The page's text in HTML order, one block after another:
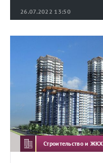
26.07.2022 13:50
Строительство и ЖКХ